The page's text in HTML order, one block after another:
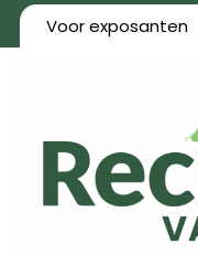
Voor exposanten